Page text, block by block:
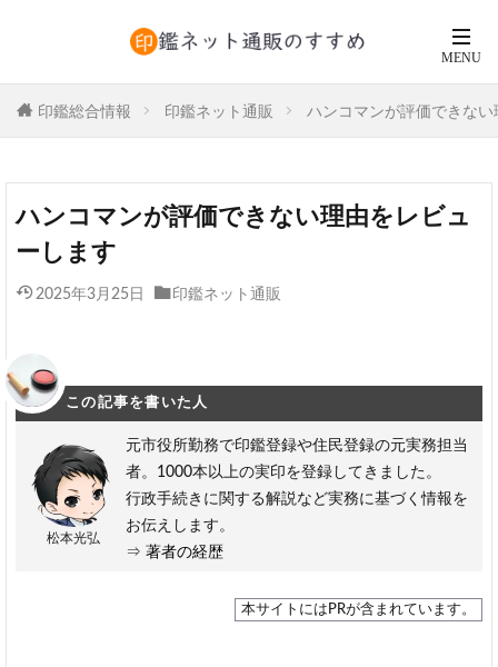
印鑑総合情報 印鑑ネット通販 ハンコマンが評価できな
ハンコマンが評価できない理由をレビュ
ーします
2025年3月25日 印鑑ネット通販
この記事を書いた人
松本光弘
元市役所勤務で印鑑登録や住民登録の元実務担当
者。1000本以上の実印を登録してきました。
行政手続きに関する解説など実務に基づく情報を
お伝えします。
⇒ 著者の経歴
本サイトにはPRが含まれています。